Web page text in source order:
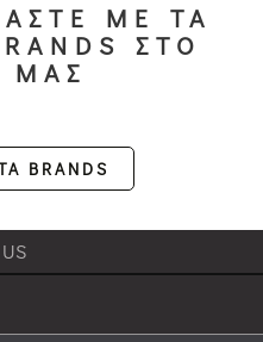
ΜΕ ΤΑ
ΣΤΟ
ΜΑΣ
BRANDS